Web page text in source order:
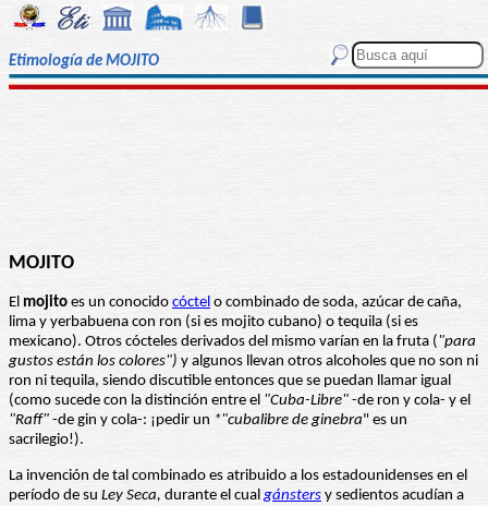
Etimología de MOJITO
MOJITO
El mojito es un conocido cóctel o combinado de soda, azúcar de caña,
lima y yerbabuena con ron (si es mojito cubano) o tequila (si es
mexicano). Otros cócteles derivados del mismo varían en la fruta ("para
gustos están los colores") y algunos llevan otros alcoholes que no son ni
ron ni tequila, siendo discutible entonces que se puedan llamar igual
(como sucede con la distinción entre el "Cuba-Libre" -de ron y cola- y el
"Raff" -de gin y cola-: ¡pedir un *"cubalibre de ginebra" es un
sacrilegio!).
La invención de tal combinado es atribuido a los estadounidenses en el
período de su Ley Seca, durante el cualgánsters y sedientos acudían a